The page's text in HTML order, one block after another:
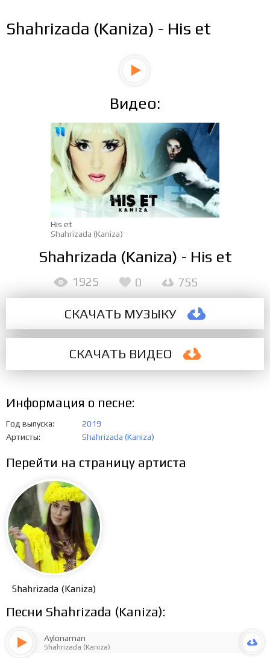
Shahrizada (Kaniza) - His et
Видео:
His et
Shahrizada (Kaniza)
Shahrizada (Kaniza) - His et
СКАЧАТЬ МУЗЫКУ
СКАЧАТЬ ВИДЕО
1925 0 755
Информация о песне:
Год выпуска
2019
Артисты
Shahrizada (Kaniza)
Перейти на страницу артиста
Shahrizada (Kaniza)
Песни Shahrizada (Kaniza):
Aylonaman
Shahrizada (Kaniza)